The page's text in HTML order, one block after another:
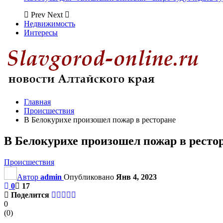
Prev Next
Недвижимость
Интересы
Главная
Происшествия
В Белокурихе произошел пожар в ресторане
В Белокурихе произошел пожар в
Происшествия
Автор admin Опубликовано Янв 4, 2023
0
17
Поделится
0
(0)